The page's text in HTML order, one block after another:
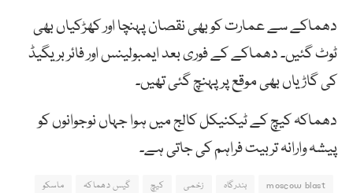
دھماکے سے عمارت کو بھی نقصان پہنچا اور کھڑکیاں بھی
ٹوٹ گئیں۔ دھماکے کے فوری بعد ایمبولینس اور فائر بریگیڈ
کی گاڑیاں بھی موقع پر پہنچ گئی تھیں۔
دھماکہ کیچ کے ٹیکنیکل کالج میں ہوا جہاں نوجوانوں کو
پیشہ وارانہ تربیت فراہم کی جاتی ہے۔
moscow blast بندرگاہ زخمی کیچ گیس دھماکہ ماسکو